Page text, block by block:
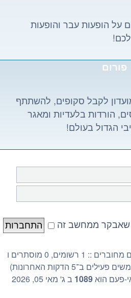
על הופעות עבר והופעות
פורום
לקבל סקופים, להשתתף
הורדות בלעדיות ומאגר
הגדול בעולם!
שאבקר ממחשב זה
משתמשים מחוברים :: 1 רשומים, 0 מוסתרים ו
פעם הוא1089
ב ג' מאי 05, 2026